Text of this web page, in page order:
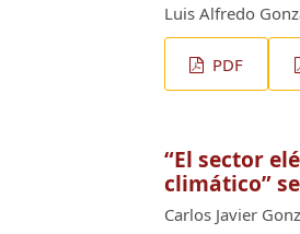
Luis Alfredo
PDF
“El sector
climático”
Carlos Javier